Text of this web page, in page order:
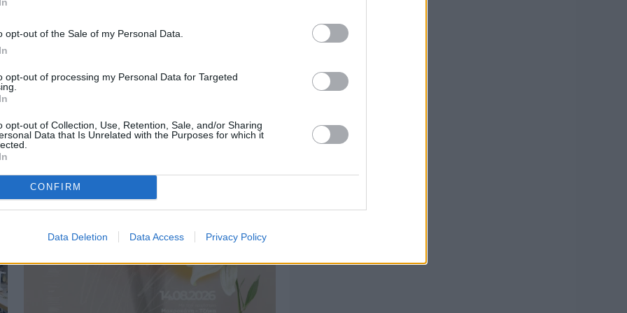
opt-out of the Sale of my Personal Data.
opt-out of processing my Personal Data for Targeted
opt-out of Collection, Use, Retention, Sale, and/or Sharing
Data that Is Unrelated with the Purposes for which it
CONFIRM
Data Deletion Data Access Privacy Policy
ένταξη στο ανθυγιεινό επίδομα